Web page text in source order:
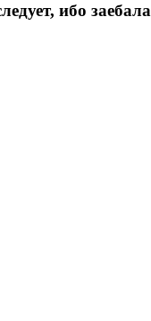
ибо заебала